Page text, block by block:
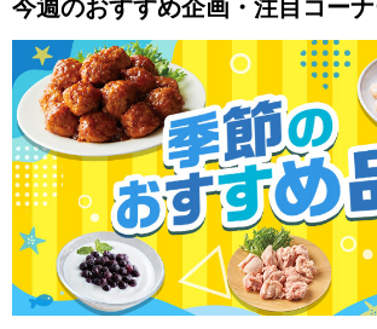
今週のおすすめ企画・注目コー